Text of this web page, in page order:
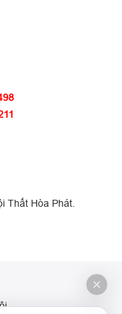
Thất Hòa Phát.